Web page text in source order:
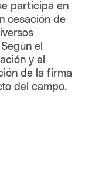
participa en
cesación de
el
y el
de la firma
del campo.